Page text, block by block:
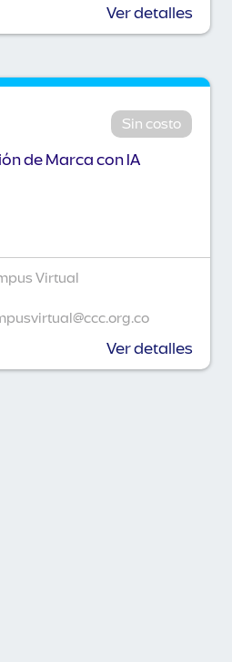
Ver detalles
Sin costo
de Marca con IA
Virtual
Ver detalles